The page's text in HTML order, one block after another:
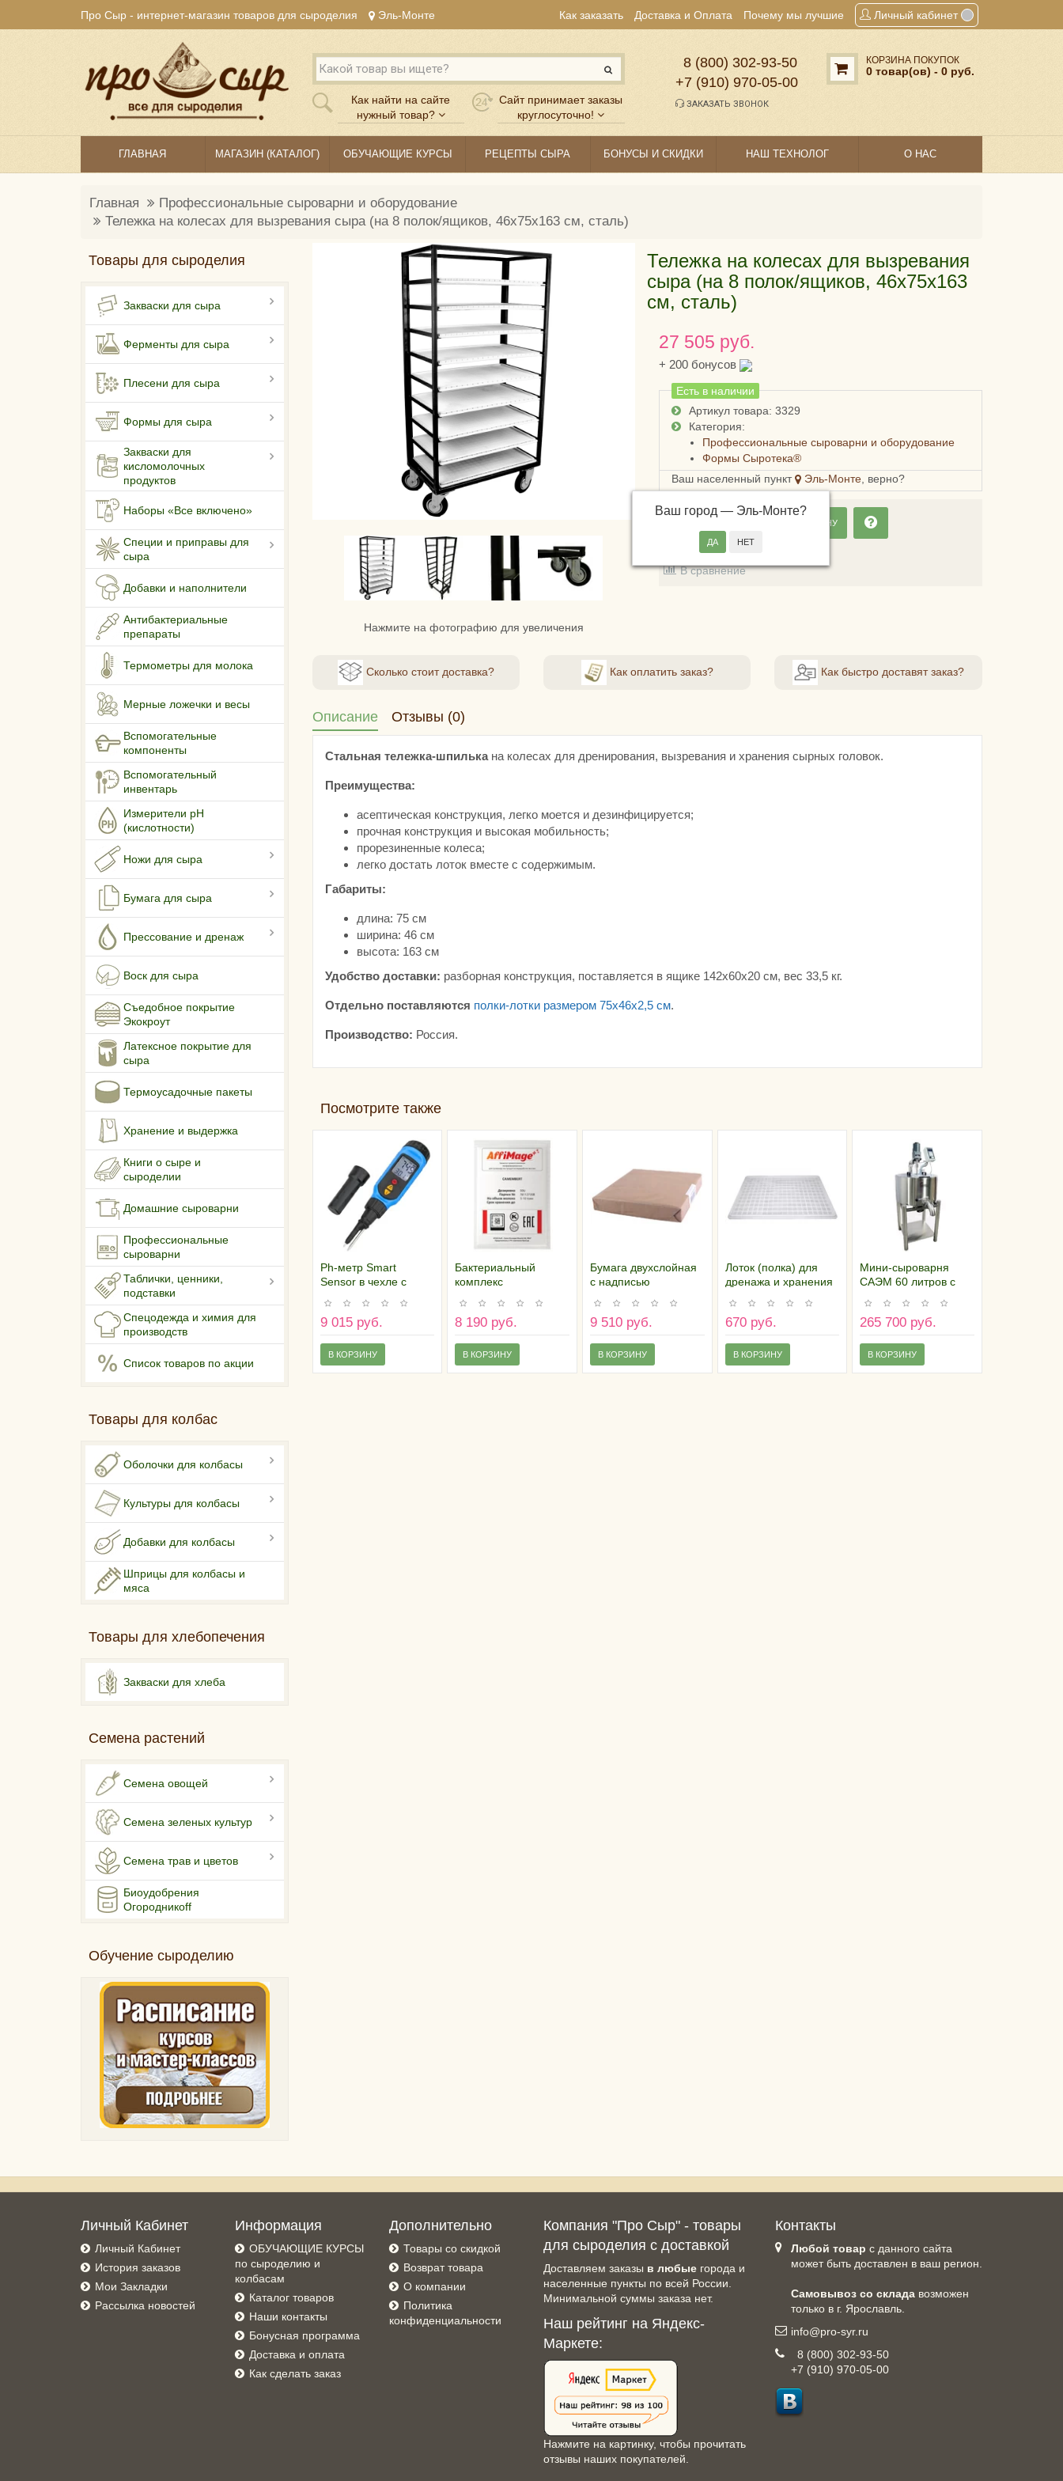
Про Сыр - интернет-магазин товаров для сыроделия Эль-Монте Как заказать Доставка и Оплата Почему мы лучшие Личный кабинет
Как найти на сайте
нужный товар?
Сайт принимает заказы
круглосуточно!
8 (800) 302‑93‑50
+7 (910) 970‑05‑00
ЗАКАЗАТЬ ЗВОНОК
КОРЗИНА ПОКУПОК
0 товар(ов) - 0 руб.
ГЛАВНАЯ МАГАЗИН (КАТАЛОГ) ОБУЧАЮЩИЕ КУРСЫ РЕЦЕПТЫ СЫРА БОНУСЫ И СКИДКИ НАШ ТЕХНОЛОГ О НАС
Главная
Профессиональные сыроварни и оборудование
Тележка на колесах для вызревания сыра (на 8 полок/ящиков, 46х75х163 см, сталь)
Товары для сыроделия
Закваски для сыра
Ферменты для сыра
Плесени для сыра
Формы для сыра
Закваски для
кисломолочных
продуктов
Наборы «Все включено»
Специи и приправы для
сыра
Добавки и наполнители
Антибактериальные
препараты
Термометры для молока
Мерные ложечки и весы
Вспомогательные
компоненты
Вспомогательный
инвентарь
Измерители pH
(кислотности)
Ножи для сыра
Бумага для сыра
Прессование и дренаж
Воск для сыра
Съедобное покрытие
Экокроут
Латексное покрытие для
сыра
Термоусадочные пакеты
Хранение и выдержка
Книги о сыре и
сыроделии
Домашние сыроварни
Профессиональные
сыроварни
Таблички, ценники,
подставки
Спецодежда и химия для
производств
Список товаров по акции
Товары для колбас
Оболочки для колбасы
Культуры для колбасы
Добавки для колбасы
Шприцы для колбасы и
мяса
Товары для хлебопечения
Закваски для хлеба
Семена растений
Семена овощей
Семена зеленых культур
Семена трав и цветов
Биоудобрения
Огородникоff
Обучение сыроделию
Нажмите на фотографию для увеличения
Тележка на колесах для вызревания
сыра (на 8 полок/ящиков, 46х75х163
см, сталь)
27 505 руб.
+ 200 бонусов
Есть в наличии
Артикул товара: 3329
Категория:
Профессиональные сыроварни и оборудование
Формы Сыротека®
Ваш населенный пункт
Эль-Монте, верно?
Ваш город — Эль-Монте?
ДОБАВИТЬ В КОРЗИНУ
В закладки
В сравнение
Сколько стоит доставка? Как оплатить заказ? Как быстро доставят заказ?
Описание Отзывы (0)
Стальная тележка-шпилькана колесах для дренирования, вызревания и хранения сырных головок.
Преимущества:
асептическая конструкция, легко моется и дезинфицируется;
прочная конструкция и высокая мобильность;
прорезиненные колеса;
легко достать лоток вместе с содержимым.
Габариты:
длина: 75 см
ширина: 46 см
высота: 163 см
Удобство доставки: разборная конструкция, поставляется в ящике 142х60х20 см, вес 33,5 кг.
Отдельно поставляются полки-лотки размером 75х46х2,5 см.
Производство: Россия.
Посмотрите также
Ph-метр Smart
Sensor в чехле с
калибровочных
растворов
9 015 руб.
В КОРЗИНУ
Бактериальный
комплекс
AFFIMAGE® (50U)
8 190 руб.
В КОРЗИНУ
Бумага двухслойная
с надписью
см), (пачка 500
листов) Россия
9 510 руб.
В КОРЗИНУ
Лоток (полка) для
дренажа и хранения
пластик
670 руб.
В КОРЗИНУ
Мини-сыроварня
САЭМ 60 литров с
нагревом
265 700 руб.
В КОРЗИНУ
Личный Кабинет
Личный Кабинет
История заказов
Мои Закладки
Рассылка новостей
Информация
ОБУЧАЮЩИЕ КУРСЫ
по сыроделию и
колбасам
Каталог товаров
Наши контакты
Бонусная программа
Доставка и оплата
Как сделать заказ
Дополнительно
Товары со скидкой
Возврат товара
О компании
Политика
конфиденциальности
Компания "Про Сыр" - товары
для сыроделия с доставкой
Доставляем заказы в любые города и
населенные пункты по всей России.
Минимальной суммы заказа нет.
Наш рейтинг на Яндекс-
Маркете:
Нажмите на картинку, чтобы прочитать
отзывы наших покупателей.
Контакты
Любой товар с данного сайта
может быть доставлен в ваш регион.
Самовывоз со складавозможен
только в г. Ярославль.
info@pro-syr.ru
8 (800) 302-93-50
+7 (910) 970-05-00